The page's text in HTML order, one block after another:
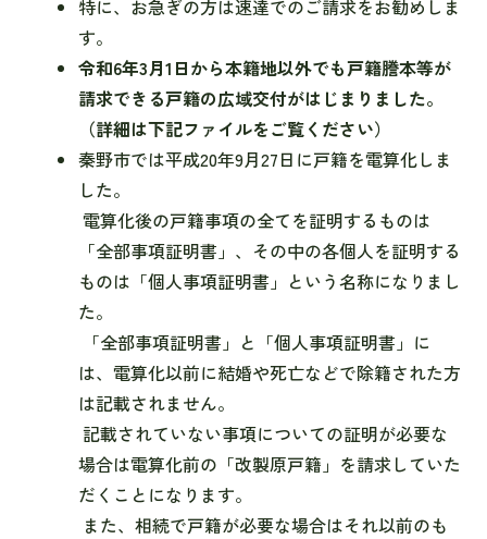
特に、お急ぎの方は速達でのご請求をお勧めしま
す。
令和6年3月1日から本籍地以外でも戸籍謄本等が
請求できる戸籍の広域交付がはじまりました。
（詳細は下記ファイルをご覧ください）
秦野市では平成20年9月27日に戸籍を電算化しま
した。
電算化後の戸籍事項の全てを証明するものは
「全部事項証明書」、その中の各個人を証明する
ものは「個人事項証明書」という名称になりまし
た。
「全部事項証明書」と「個人事項証明書」に
は、電算化以前に結婚や死亡などで除籍された方
は記載されません。
記載されていない事項についての証明が必要な
場合は電算化前の「改製原戸籍」を請求していた
だくことになります。
また、相続で戸籍が必要な場合はそれ以前のも